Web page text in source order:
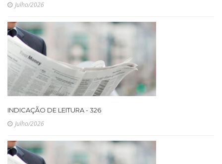
Julho/2026
INDICAÇÃO DE LEITURA - 326
Julho/2026